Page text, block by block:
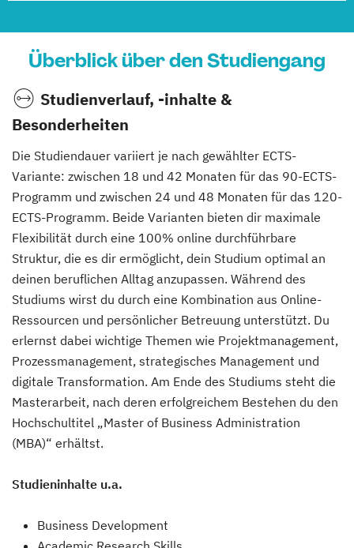
Überblick über den Studiengang
Studienverlauf, -inhalte &
Besonderheiten
Die Studiendauer variiert je nach gewählter ECTS-
Variante: zwischen 18 und 42 Monaten für das 90-ECTS-
Programm und zwischen 24 und 48 Monaten für das 120-
ECTS-Programm. Beide Varianten bieten dir maximale
Flexibilität durch eine 100% online durchführbare
Struktur, die es dir ermöglicht, dein Studium optimal an
deinen beruflichen Alltag anzupassen. Während des
Studiums wirst du durch eine Kombination aus Online-
Ressourcen und persönlicher Betreuung unterstützt. Du
erlernst dabei wichtige Themen wie Projektmanagement,
Prozessmanagement, strategisches Management und
digitale Transformation. Am Ende des Studiums steht die
Masterarbeit, nach deren erfolgreichem Bestehen du den
Hochschultitel „Master of Business Administration
(MBA)“ erhältst.
Studieninhalte u.a.
Business Development